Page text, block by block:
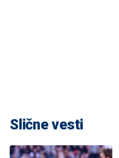
Slične vesti